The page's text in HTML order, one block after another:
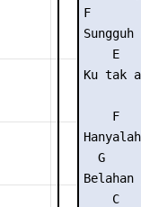
F
    E
Ku tak
    F
  G
C